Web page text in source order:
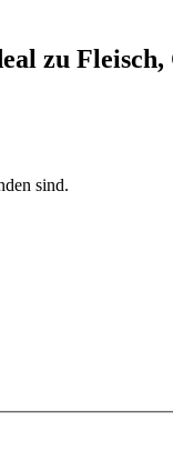
zu
sind.